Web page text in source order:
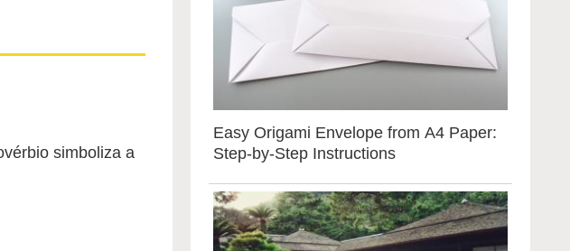
simboliza a
Easy Origami Envelope from A4 Paper:
Step-by-Step Instructions